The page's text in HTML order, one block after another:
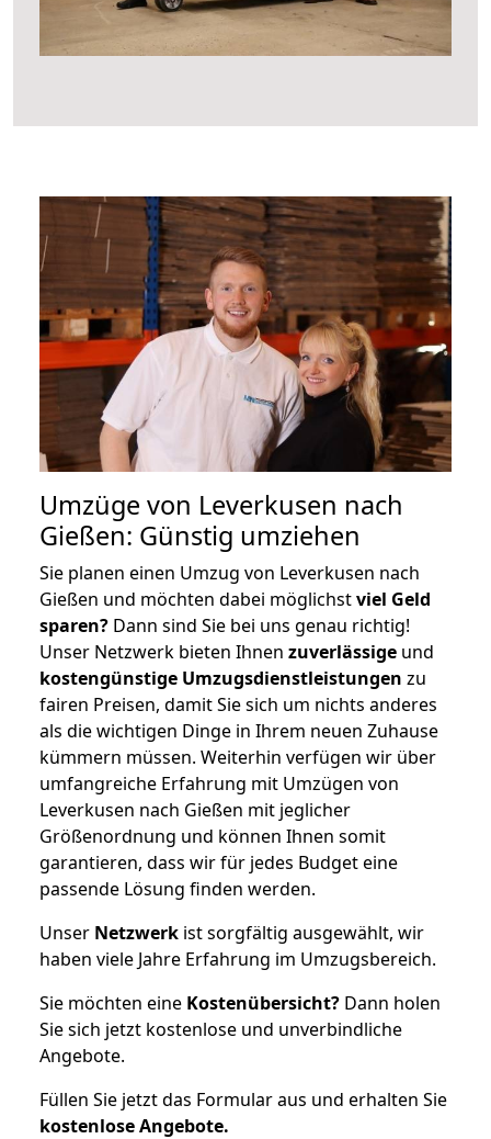
Umzüge von Leverkusen nach
Gießen: Günstig umziehen
Sie planen einen Umzug von Leverkusen nach
Gießen und möchten dabei möglichstviel Geld
sparen? Dann sind Sie bei uns genau richtig!
Unser Netzwerk bieten Ihnen zuverlässige und
kostengünstige Umzugsdienstleistungen zu
fairen Preisen, damit Sie sich um nichts anderes
als die wichtigen Dinge in Ihrem neuen Zuhause
kümmern müssen. Weiterhin verfügen wir über
umfangreiche Erfahrung mit Umzügen von
Leverkusen nach Gießen mit jeglicher
Größenordnung und können Ihnen somit
garantieren, dass wir für jedes Budget eine
passende Lösung finden werden.
Unser Netzwerk ist sorgfältig ausgewählt, wir
haben viele Jahre Erfahrung im Umzugsbereich.
Sie möchten eine Kostenübersicht? Dann holen
Sie sich jetzt kostenlose und unverbindliche
Angebote.
Füllen Sie jetzt das Formular aus und erhalten Sie
kostenloseAngebote.